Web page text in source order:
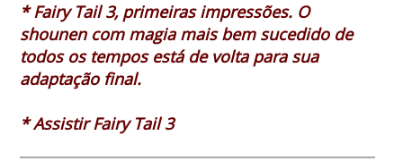
* Fairy Tail 3, primeiras impressões. O
shounen com magia mais bem sucedido de
todos os tempos está de volta para sua
adaptação final.
* Assistir Fairy Tail 3